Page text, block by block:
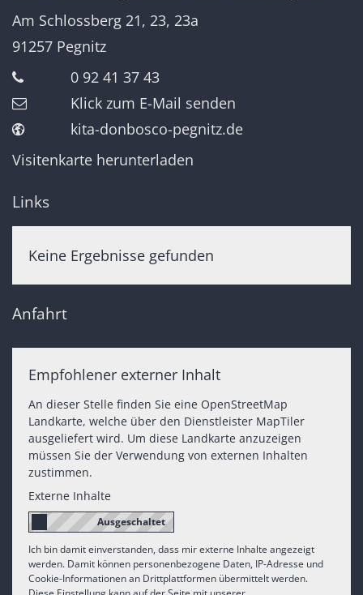
Am Schlossberg 21, 23, 23a
91257 Pegnitz
0 92 41 37 43
Klick zum E-Mail senden
kita-donbosco-pegnitz.de
Visitenkarte herunterladen
Links
Keine Ergebnisse gefunden
Anfahrt
Empfohlener externer Inhalt
An dieser Stelle finden Sie eine OpenStreetMap
Landkarte, welche über den Dienstleister MapTiler
ausgeliefert wird. Um diese Landkarte anzuzeigen
müssen Sie der Verwendung von externen Inhalten
zustimmen.
Externe Inhalte
Ich bin damit einverstanden, dass mir externe Inhalte angezeigt
werden. Damit können personenbezogene Daten, IP-Adresse und
Cookie-Informationen an Drittplattformen übermittelt werden.